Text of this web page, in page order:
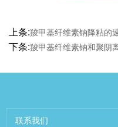
上条:羧甲基纤维素钠降粘的
下条:羧甲基纤维素钠和聚阴
联系我们